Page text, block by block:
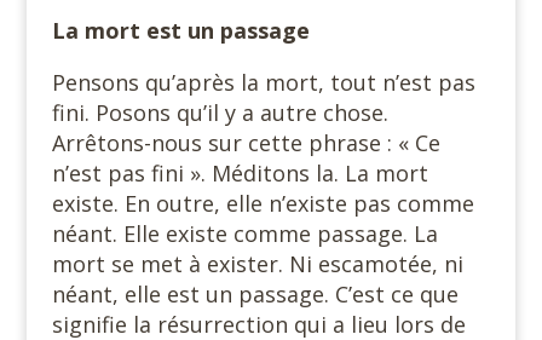
La mort est un passage
Pensons qu’après la mort, tout n’est pas
fini. Posons qu’il y a autre chose.
Arrêtons-nous sur cette phrase : « Ce
n’est pas fini ». Méditons la. La mort
existe. En outre, elle n’existe pas comme
néant. Elle existe comme passage. La
mort se met à exister. Ni escamotée, ni
néant, elle est un passage. C’est ce que
signifie la résurrection qui a lieu lors de